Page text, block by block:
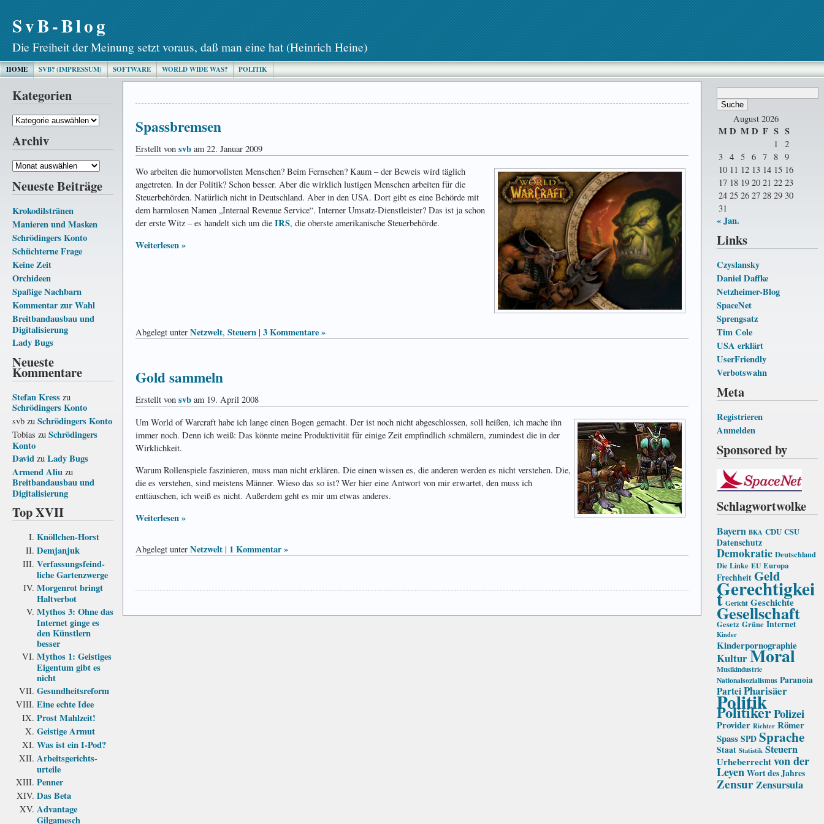
SvB-Blog
Die Freiheit der Meinung setzt voraus, daß man eine hat (Heinrich Heine)
HOME SVB? (IMPRESSUM) SOFTWARE WORLD WIDE WAS? POLITIK
Kategorien
Kategorien
Archiv
Archiv
Neueste Beiträge
Krokodilstränen
Manieren und Masken
Schrödingers Konto
Schüchterne Frage
Keine Zeit
Orchideen
Spaßige Nachbarn
Kommentar zur Wahl
Breitbandausbau und
Digitalisierung
Lady Bugs
Neueste
Kommentare
Stefan Kress zu
Schrödingers Konto
svb zu Schrödingers Konto
Tobias zu Schrödingers
Konto
David zu Lady Bugs
Armend Aliu zu
Breitbandausbau und
Digitalisierung
Top XVII
Knöllchen-Horst
Demjanjuk
Verfassungs­feind­
liche Garten­zwerge
Morgenrot bringt
Haltverbot
Mythos 3: Ohne das
Internet ginge es
den Künstlern
besser
Mythos 1: Geistiges
Eigentum gibt es
nicht
Gesundheits­reform
Eine echte Idee
Prost Mahlzeit!
Geistige Armut
Was ist ein I-Pod?
Arbeits­gerichts­
urteile
Penner
Das Beta
Advantage
Gilgamesch
August 2026
MD MD F S S
1
2
3 4 5 6 7 8 9
10 11 12 13 14 15 16
17 18 19 20 21 22 23
24 25 26 27 28 29 30
31
« Jan.
Links
Czyslansky
Daniel Daffke
Netzheimer-Blog
SpaceNet
Sprengsatz
Tim Cole
USA erklärt
UserFriendly
Verbotswahn
Meta
Registrieren
Anmelden
Sponsored by
Schlagwortwolke
Bayern BKA CDU CSU
Datenschutz
Demokratie Deutschland
Die Linke EU Europa
Frechheit Geld
Gerechtigkei
t Gericht Geschichte
Gesellschaft
Gesetz Grüne Internet
Kinder
Kinderpornographie
KulturMoral
Musikindustrie
Nationalsozialismus Paranoia
ParteiPharisäer
Politik
PolitikerPolizei
Provider Richter Römer
Spass SPD Sprache
Staat Statistik Steuern
Urheberrechtvon der
Leyen Wort des Jahres
ZensurZensursula
Spassbremsen
Erstellt von svb am 22. Januar 2009
Wo arbeiten die humorvollsten Menschen? Beim Fernsehen? Kaum – der Beweis wird täglich
angetreten. In der Politik? Schon besser. Aber die wirklich lustigen Menschen arbeiten für die
Steuerbehörden. Natürlich nicht in Deutschland. Aber in den USA. Dort gibt es eine Behörde mit
dem harmlosen Namen „Internal Revenue Service“. Interner Umsatz-Dienstleister? Das ist ja schon
der erste Witz – es handelt sich um die IRS, die oberste amerikanische Steuerbehörde.
Weiterlesen »
Abgelegt unter Netzwelt, Steuern | 3 Kommentare »
Gold sammeln
Erstellt von svb am 19. April 2008
Um World of Warcraft habe ich lange einen Bogen gemacht. Der ist noch nicht abgeschlossen, soll heißen, ich mache ihn
immer noch. Denn ich weiß: Das könnte meine Produktivität für einige Zeit empfindlich schmälern, zumindest die in der
Wirklichkeit.
Warum Rollenspiele faszinieren, muss man nicht erklären. Die einen wissen es, die anderen werden es nicht verstehen. Die,
die es verstehen, sind meistens Männer. Wieso das so ist? Wer hier eine Antwort von mir erwartet, den muss ich
enttäuschen, ich weiß es nicht. Außerdem geht es mir um etwas anderes.
Weiterlesen »
Abgelegt unter Netzwelt | 1 Kommentar »